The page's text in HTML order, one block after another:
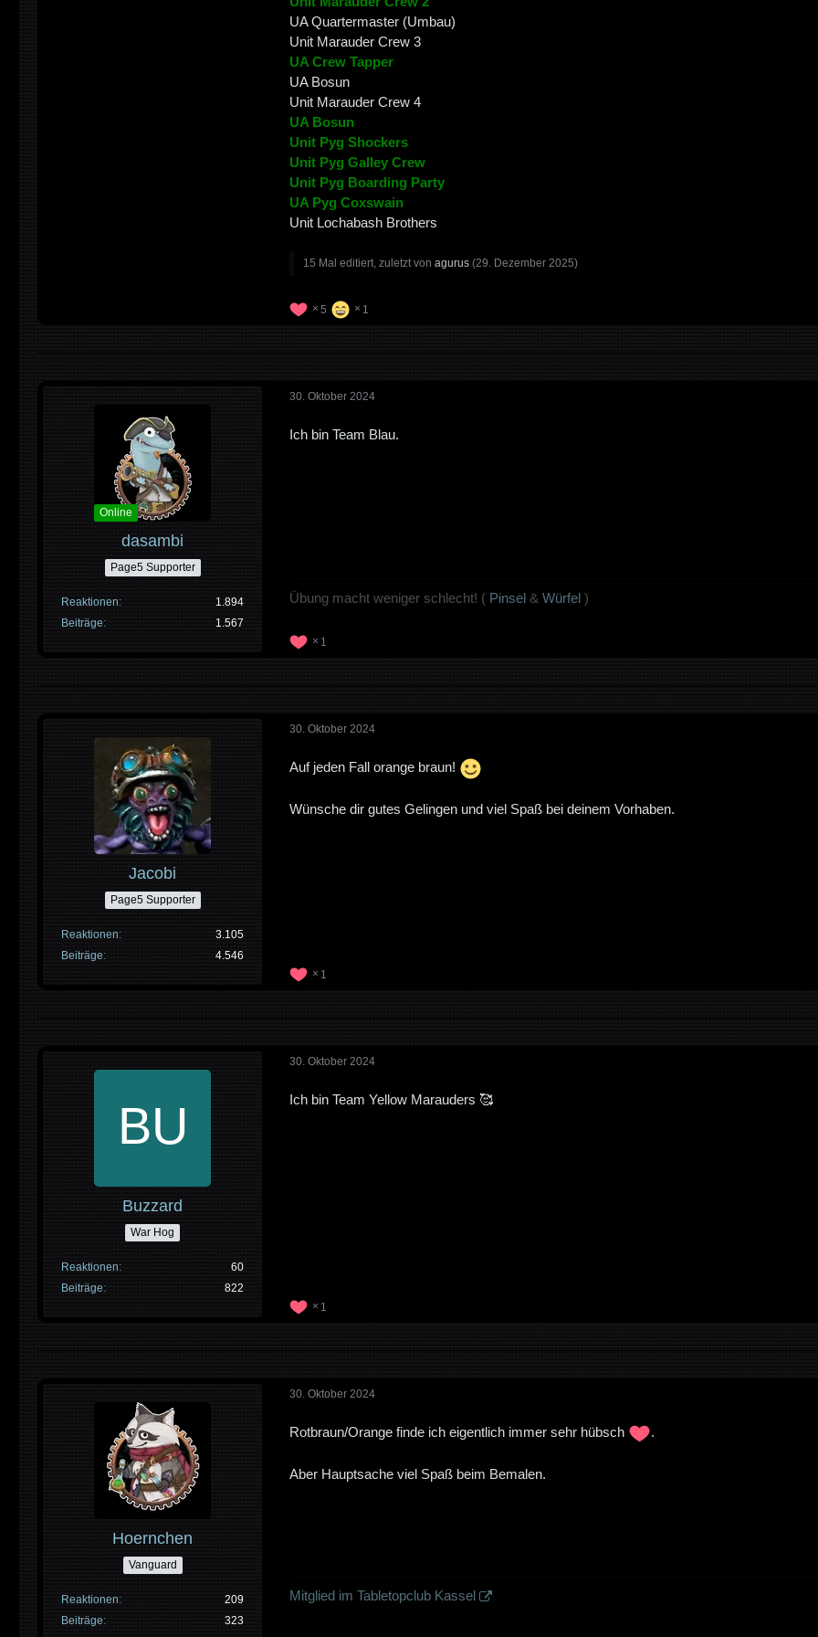
UA Quartermaster (Umbau)
Unit Marauder Crew 3
UA Crew Tapper
UA Bosun
Unit Marauder Crew 4
UA Bosun
Unit Pyg Shockers
Unit Pyg Galley Crew
Unit Pyg Boarding Party
UA Pyg Coxswain
Unit Lochabash Brothers
15 Mal editiert, zuletzt von agurus (29. Dezember 2025)
5 1
Online
dasambi
Page5 Supporter
Reaktionen
1.894
Beiträge
1.567
30. Oktober 2024
Ich bin Team Blau.
Übung macht weniger schlecht! ( Pinsel & Würfel )
1
Jacobi
Page5 Supporter
Reaktionen
3.105
Beiträge
4.546
30. Oktober 2024
Auf jeden Fall orange braun!
Wünsche dir gutes Gelingen und viel Spaß bei deinem Vorhaben.
1
Buzzard
War Hog
Reaktionen
60
Beiträge
822
30. Oktober 2024
Ich bin Team Yellow Marauders 🥰
1
Hoernchen
Vanguard
Reaktionen
209
Beiträge
323
30. Oktober 2024
Rotbraun/Orange finde ich eigentlich immer sehr hübsch .
Aber Hauptsache viel Spaß beim Bemalen.
Mitglied im Tabletopclub Kassel